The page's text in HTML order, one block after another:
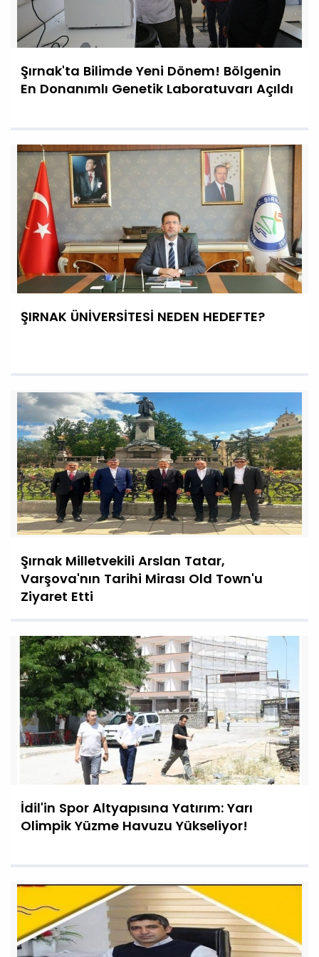
Şırnak'ta Bilimde Yeni Dönem! Bölgenin
En Donanımlı Genetik Laboratuvarı Açıldı
ŞIRNAK ÜNİVERSİTESİ NEDEN HEDEFTE?
Şırnak Milletvekili Arslan Tatar,
Varşova'nın Tarihi Mirası Old Town'u
Ziyaret Etti
İdil'in Spor Altyapısına Yatırım: Yarı
Olimpik Yüzme Havuzu Yükseliyor!